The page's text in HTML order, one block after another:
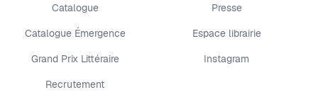
Catalogue
Catalogue Émergence
Grand Prix Littéraire
Recrutement
Presse
Espace librairie
Instagram